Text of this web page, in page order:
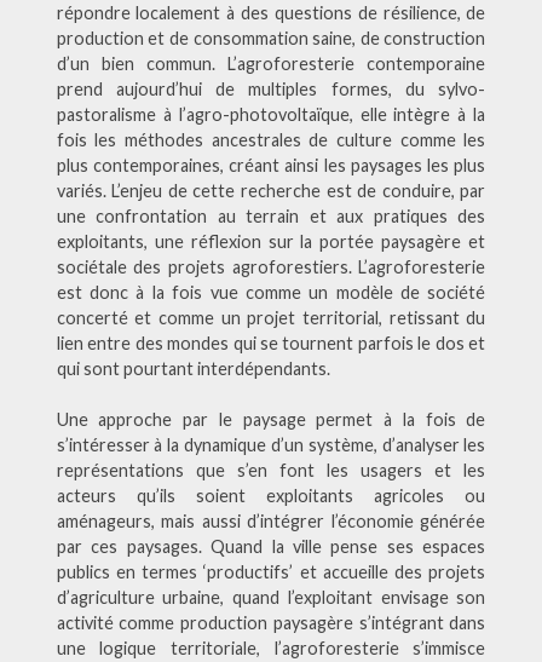
répondre localement à des questions de résilience, de
production et de consommation saine, de construction
d’un bien commun. L’agroforesterie contemporaine
prend aujourd’hui de multiples formes, du sylvo-
pastoralisme à l’agro-photovoltaïque, elle intègre à la
fois les méthodes ancestrales de culture comme les
plus contemporaines, créant ainsi les paysages les plus
variés. L’enjeu de cette recherche est de conduire, par
une confrontation au terrain et aux pratiques des
exploitants, une réflexion sur la portée paysagère et
sociétale des projets agroforestiers. L’agroforesterie
est donc à la fois vue comme un modèle de société
concerté et comme un projet territorial, retissant du
lien entre des mondes qui se tournent parfois le dos et
qui sont pourtant interdépendants.
Une approche par le paysage permet à la fois de
s’intéresser à la dynamique d’un système, d’analyser les
représentations que s’en font les usagers et les
acteurs qu’ils soient exploitants agricoles ou
aménageurs, mais aussi d’intégrer l’économie générée
par ces paysages. Quand la ville pense ses espaces
publics en termes ‘productifs’ et accueille des projets
d’agriculture urbaine, quand l’exploitant envisage son
activité comme production paysagère s’intégrant dans
une logique territoriale, l’agroforesterie s’immisce